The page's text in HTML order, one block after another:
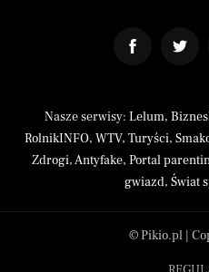
Nasze serwisy: Lelum,
RolnikINFO, WTV, Turyści,
Zdrogi,Antyfake, Portal
gwiazd, Świat
© Pikio.pl |